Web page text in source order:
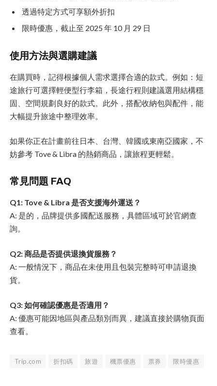
透過特定方式可享額外折扣
限時優惠，截止至 2025 年 10 月 29 日
使用方法與選購建議
在購買時，記得根據個人需求選擇合適的款式。例如：短
途旅行可選擇輕便型行李箱，長途行程則建議選用結構穩
固、空間規劃良好的款式。此外，搭配收納包與配件，能
大幅提升旅途中整理效率。
如果你正在計畫前往日本、台灣、韓國或東南亞國家，不
妨參考 Tove & Libra 的熱銷商品，讓旅程更輕鬆。
常見問題 FAQ
Q1: Tove & Libra 是否支援海外運送？
A: 是的，品牌提供多國配送服務，具體區域可於官網查
詢。
Q2: 商品是否提供退換貨服務？
A: 一般情況下，商品在未使用且包裝完整時可申請退換
貨。
Q3: 如何確認優惠是否適用？
A: 優惠可能因地區與產品類別而異，建議直接於購物頁面
查看。
Trip.com 折扣碼 旅遊 機票優惠 票券 限時優惠